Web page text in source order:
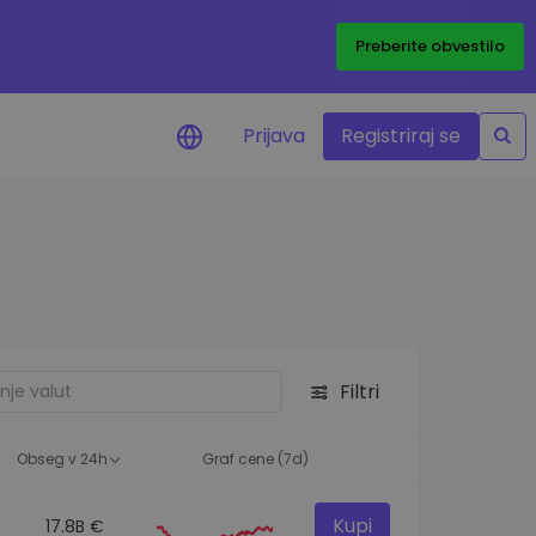
Preberite obvestilo
Prijava Registriraj se
Filtri
Obseg v 24h Graf cene (7d)
17.8B € Kupi